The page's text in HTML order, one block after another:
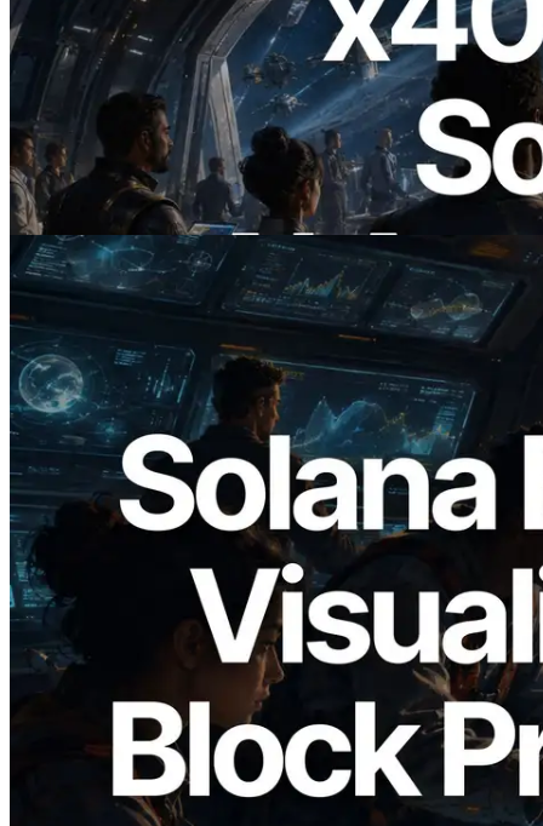
2026.07.04
ERPC ra mắt Solana RPC hỗ trợ x402 —
Mở ra thời đại AI Agent trả tiền theo nhu
cầu cho API cần dùng
Đọc bài viết này
2026.05.24
Validators Solutions ra mắt Solana Block
Analyzer — Trực quan hóa thời gian tạo
block và validator phụ trách theo từng
slot
Đọc bài viết này